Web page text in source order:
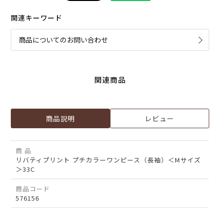
関連キーワード
商品についてのお問い合わせ
関連商品
商品説明 レビュー
商 品
リバティプリント プチカラーワンピース（長袖）＜Mサイズ
＞33C
商品コード
576156